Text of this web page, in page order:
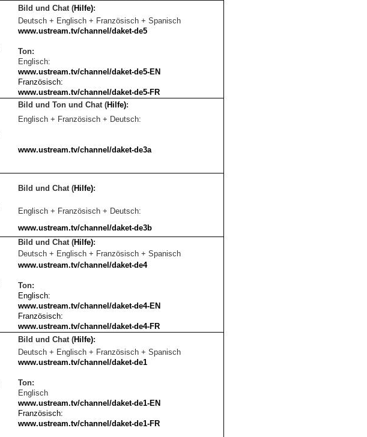
Bild und Chat (Hilfe):
Deutsch + Englisch + Französisch + Spanisch
www.ustream.tv/channel/daket-de5
Ton:
Englisch:
www.ustream.tv/channel/daket-de5-EN
Französisch:
www.ustream.tv/channel/daket-de5-FR
Bild und Ton und Chat (Hilfe):
Englisch + Französisch + Deutsch:
www.ustream.tv/channel/daket-de3a
Bild und Chat (Hilfe):
Englisch + Französisch + Deutsch:
www.ustream.tv/channel/daket-de3b
Bild und Chat (Hilfe):
Deutsch + Englisch + Französisch + Spanisch
www.ustream.tv/channel/daket-de4
Ton:
Englisch:
www.ustream.tv/channel/daket-de4-EN
Französisch:
www.ustream.tv/channel/daket-de4-FR
Bild und Chat (Hilfe):
Deutsch + Englisch + Französisch + Spanisch
www.ustream.tv/channel/daket-de1
Ton:
Englisch
www.ustream.tv/channel/daket-de1-EN
Französisch:
www.ustream.tv/channel/daket-de1-FR